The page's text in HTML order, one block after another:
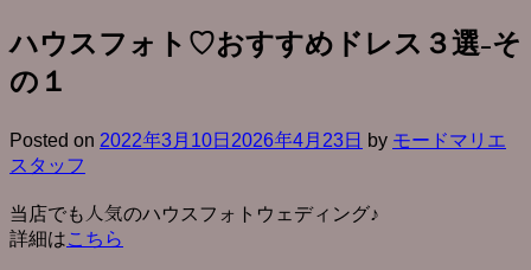
ハウスフォト♡おすすめドレス３選-そ
の１
Posted on 2022年3月10日 2026年4月23日 by モードマリエ
スタッフ
当店でも人気のハウスフォトウェディング♪
詳細はこちら